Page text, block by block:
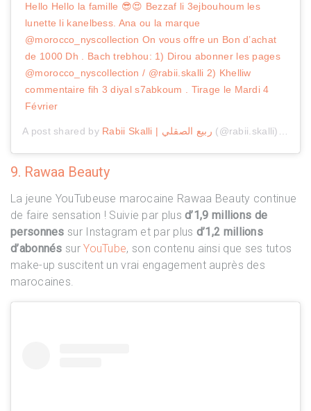
Hello Hello la famille 😎😍 Bezzaf li 3ejbouhoum les
lunette li kanelbess. Ana ou la marque
@morocco_nyscollection On vous offre un Bon d’achat
de 1000 Dh . Bach trebhou: 1) Dirou abonner les pages
@morocco_nyscollection / @rabii.skalli 2) Khelliw
commentaire fih 3 diyal s7abkoum . Tirage le Mardi 4
Février
A post shared by Rabii Skalli | ربيع الصقلي (@rabii.skalli) on
9. Rawaa Beauty
La jeune YouTubeuse marocaine Rawaa Beauty continue
de faire sensation ! Suivie par plusd’1,9 millions de
personnes sur Instagram et par plus d’1,2 millions
d’abonnés surYouTube, son contenu ainsi que ses tutos
make-up suscitent un vrai engagement auprès des
marocaines.